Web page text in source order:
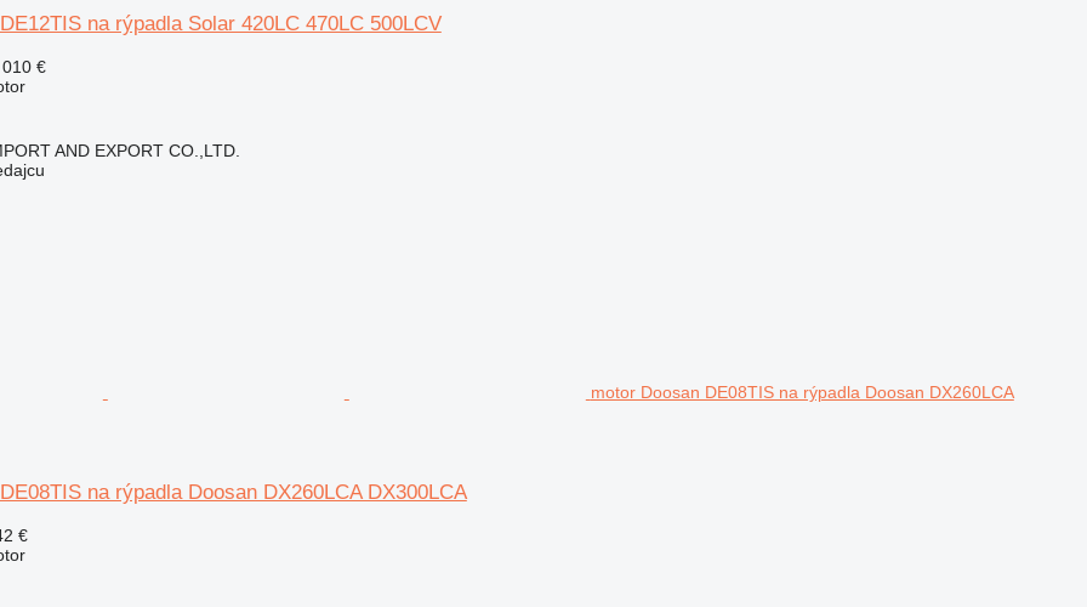
na rýpadla Solar 420LC 470LC 500LCV
€
AND EXPORT CO.,LTD.
motor Doosan DE08TIS na rýpadla Doosan DX260LCA
na rýpadla Doosan DX260LCA DX300LCA
€